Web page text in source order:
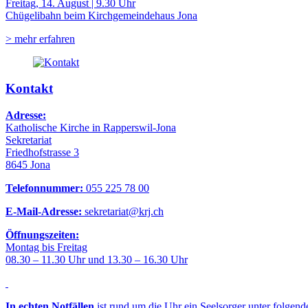
Freitag, 14. August | 9.30 Uhr
Chügelibahn beim Kirchgemeindehaus Jona
> mehr erfahren
Kontakt
Adresse:
Katholische Kirche in Rapperswil-Jona
Sekretariat
Friedhofstrasse 3
8645 Jona
Telefonnummer: 055 225 78 00
E-Mail-Adresse: sekretariat@krj.ch
Öffnungszeiten:
Montag bis Freitag
08.30 – 11.30 Uhr und 13.30 – 16.30 Uhr